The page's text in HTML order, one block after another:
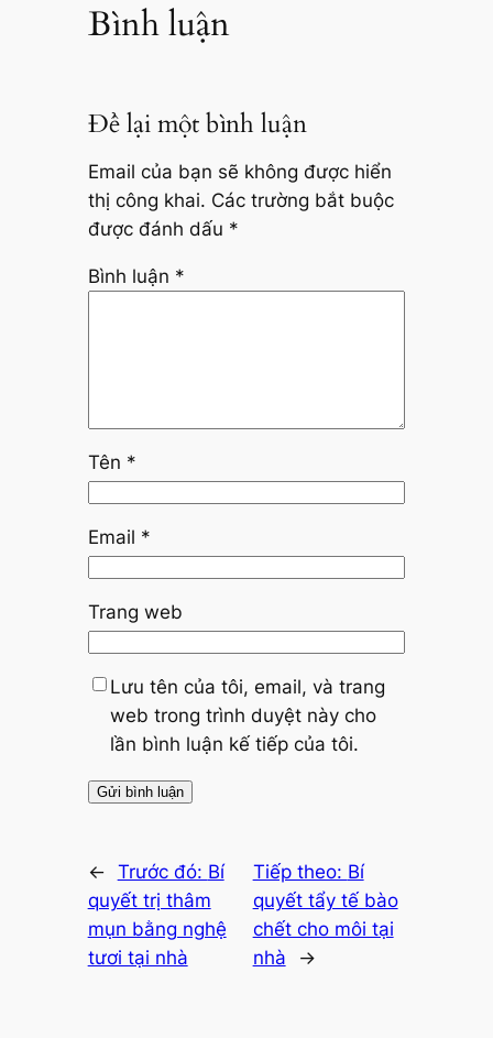
Bình luận
Để lại một bình luận
Email của bạn sẽ không được hiển
thị công khai. Các trường bắt buộc
được đánh dấu *
Bình luận *
Tên *
Email *
Trang web
Lưu tên của tôi, email, và trang
web trong trình duyệt này cho
lần bình luận kế tiếp của tôi.
← Trước đó: Bí
quyết trị thâm
mụn bằng nghệ
tươi tại nhà
Tiếp theo: Bí
quyết tẩy tế bào
chết cho môi tại
nhà
→